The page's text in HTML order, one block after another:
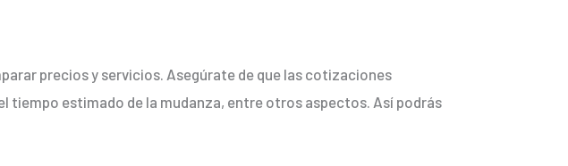
precios y servicios. Asegúrate de que las cotizaciones
tiempo estimado de la mudanza, entre otros aspectos. Así podrás